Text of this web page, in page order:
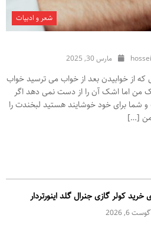
شعر و ادبیات
مارس 30, 2025
که از خوابیدن بعد از خواب می ترسید خواب
من اما اشک آن را از دست نمی دهد اگر
برای خود خوشایند هستید لبخندت را
من […]
خرید کولر گازی جنرال‌ گلد اینورتر‌دار
6, 2026